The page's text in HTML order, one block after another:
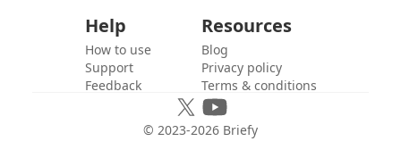
Help
How to use
Support
Feedback
Resources
Blog
Privacy policy
Terms & conditions
© 2023-2026 Briefy